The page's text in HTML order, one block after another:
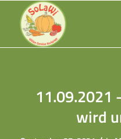
11.09.2021
wird